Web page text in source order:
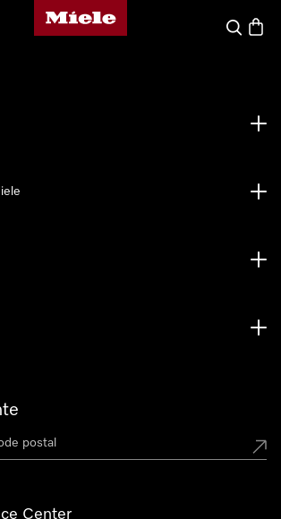
Page d'accueil de Miele
Search
Center